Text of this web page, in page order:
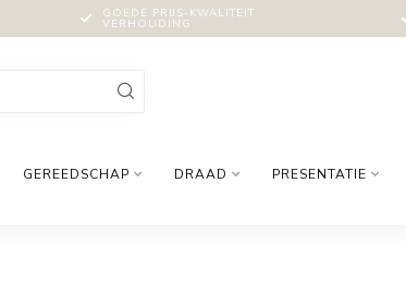
GOEDE PRIJS-KWALITEIT
VERHOUDING
GEREEDSCHAP DRAAD PRESENTATIE